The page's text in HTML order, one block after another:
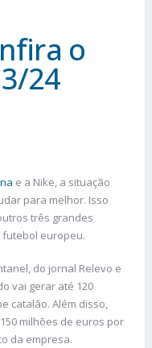
o
24
e a Nike, a situação
para melhor. Isso
três grandes
europeu.
do jornal Relevo e
vai gerar até 120
catalão. Além disso,
milhões de euros por
da empresa.